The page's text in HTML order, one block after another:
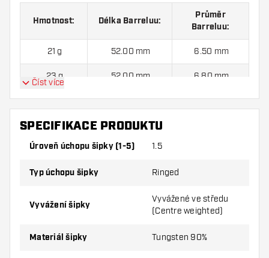
Hmotnost: Délka Barreluu:
Průměr
Barreluu:
21 g 52.00 mm 6.50 mm
23 g 52.00 mm 6.80 mm
25 g 52.00 mm 7.10 mm
ONE80 Panther-H 80% - Šipky Steel sada šipek
3ks Šipek, 3ks Letky a 6ks Násadky v sadě.
Číst více
SPECIFIKACE PRODUKTU
Úroveň úchopu šipky (1-5) 1.5
Typ úchopu šipky Ringed
Vyvážení šipky
Vyvážené ve středu
(Centre weighted)
Materiál šipky Tungsten 90%